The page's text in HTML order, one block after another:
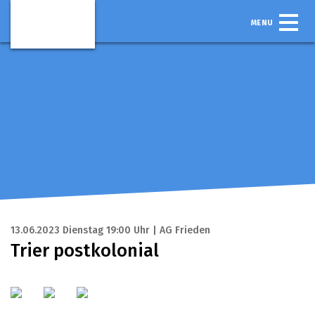
MENU
13.06.2023 Dienstag 19:00 Uhr | AG Frieden
Trier postkolonial